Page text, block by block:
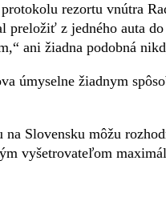
rezortu vnútra
preložiť z jedného auta
ani žiadna podobná
úmyselne žiadnym
na Slovensku môžu
vyšetrovateľom